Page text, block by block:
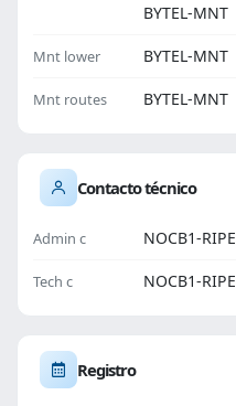
BYTEL-MNT
Mnt lower BYTEL-MNT
Mnt routes BYTEL-MNT
Contacto técnico
Admin c NOCB1-RIPE
Tech c NOCB1-RIPE
Registro